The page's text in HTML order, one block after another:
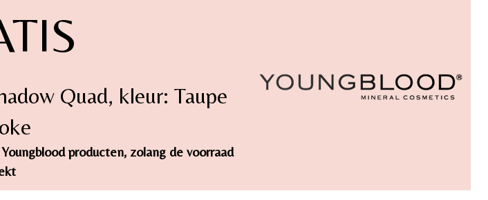
Quad, kleur: Taupe
producten, zolang de voorraad